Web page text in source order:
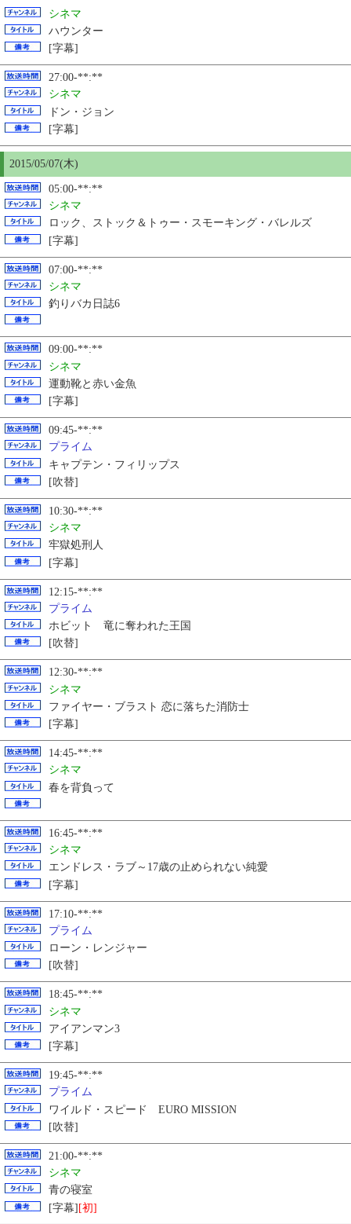
シネマ
ハウンター
[字幕]
27:00-**:**
シネマ
ドン・ジョン
[字幕]
2015/05/07(木)
05:00-**:**
シネマ
ロック、ストック＆トゥー・スモーキング・バレルズ
[字幕]
07:00-**:**
シネマ
釣りバカ日誌6
09:00-**:**
シネマ
運動靴と赤い金魚
[字幕]
09:45-**:**
プライム
キャプテン・フィリップス
[吹替]
10:30-**:**
シネマ
牢獄処刑人
[字幕]
12:15-**:**
プライム
ホビット 竜に奪われた王国
[吹替]
12:30-**:**
シネマ
ファイヤー・ブラスト 恋に落ちた消防士
[字幕]
14:45-**:**
シネマ
春を背負って
16:45-**:**
シネマ
エンドレス・ラブ～17歳の止められない純愛
[字幕]
17:10-**:**
プライム
ローン・レンジャー
[吹替]
18:45-**:**
シネマ
アイアンマン3
[字幕]
19:45-**:**
プライム
ワイルド・スピード EURO MISSION
[吹替]
21:00-**:**
シネマ
青の寝室
[字幕][初]